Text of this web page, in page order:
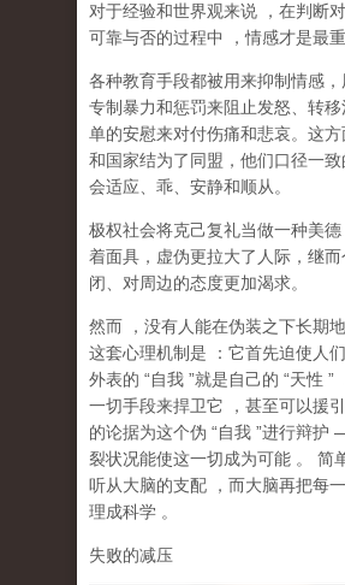
对于经验和世界观来说 ，在判断
可靠与否的过程中
，情感才是最
各种教育手段都被用来抑制情感，
专制暴力和惩罚来阻止发怒、转
单的安慰来对付伤痛和悲哀。这
和国家结为了同盟，他们口径一
会适应、乖、安静和顺从。
极权社会将克己复礼当做一种美
着面具，虚伪更拉大了人际，继
闭、对周边的态度更加渴求。
然而 ，没有人能在伪装之下长期
这套心理机制是
：它首先迫使人
外表的 “自我 ”就是自己的 “天性 ”
一切手段来捍卫它
，甚至可以援
的论据为这个伪 “自我 ”进行辩护
裂状况能使这一切成为可能 。 简
听从大脑的支配
，而大脑再把每
理成科学 。
失败的减压